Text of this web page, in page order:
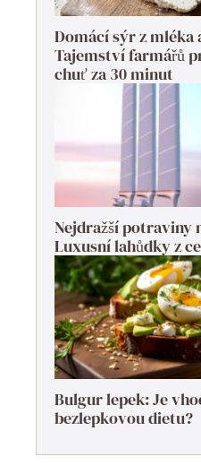
Domácí sýr z mléka
Tajemství farmářů
chuť za 30 minut
Nejdražší potraviny
Luxusní lahůdky z
Bulgur lepek: Je
bezlepkovou dietu?